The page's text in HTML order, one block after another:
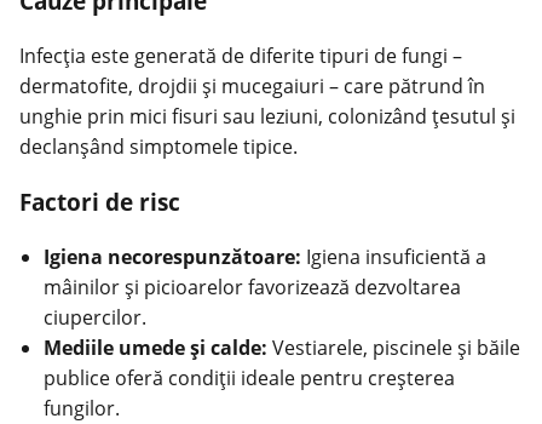
Infecția este generată de diferite tipuri de fungi –
dermatofite, drojdii și mucegaiuri – care pătrund în
unghie prin mici fisuri sau leziuni, colonizând țesutul și
declanșând simptomele tipice.
Factori de risc
Igiena necorespunzătoare: Igiena insuficientă a
mâinilor și picioarelor favorizează dezvoltarea
ciupercilor.
Mediile umede și calde: Vestiarele, piscinele și băile
publice oferă condiții ideale pentru creșterea
fungilor.